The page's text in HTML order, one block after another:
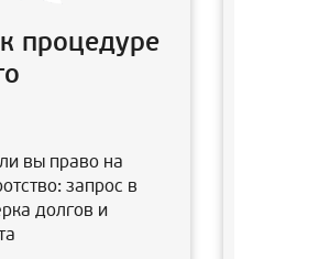
процедуре
вы право на
запрос в
долгов и